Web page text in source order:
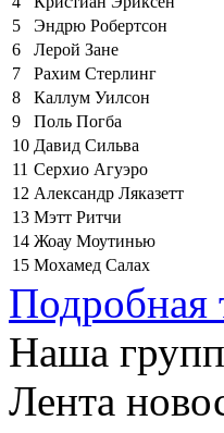
5
Эндрю Робертсон
6
Лерой Зане
7
Рахим Стерлинг
8
Каллум Уилсон
9
Поль Погба
10 Давид Сильва
11 Серхио Агуэро
12 Александр Ляказетт
13 Мэтт Ритчи
14 Жоау Моутинью
15 Мохамед Салах
Подробная
Наша
Лента